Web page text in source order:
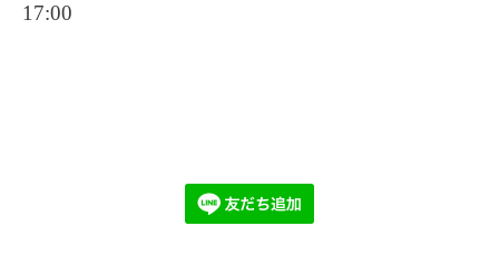
17:00